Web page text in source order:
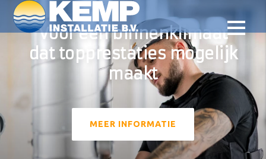
Voor een binnenklimaat
dat topprestaties mogelijk
maakt
MEER INFORMATIE